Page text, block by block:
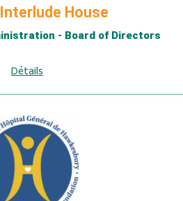
House
- Board of Directors
Détails